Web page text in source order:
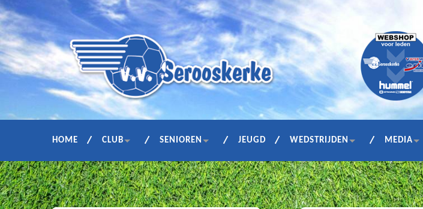
HOME CLUB SENIOREN JEUGD WEDSTRIJDEN MEDIA